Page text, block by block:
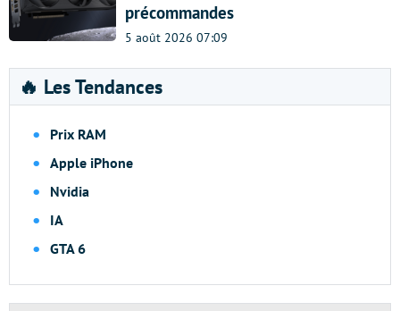
précommandes
5 août 2026 07:09
🔥 Les Tendances
Prix RAM
Apple iPhone
Nvidia
IA
GTA 6